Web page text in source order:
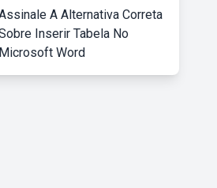
A Alternativa Correta
Inserir Tabela No
Microsoft Word